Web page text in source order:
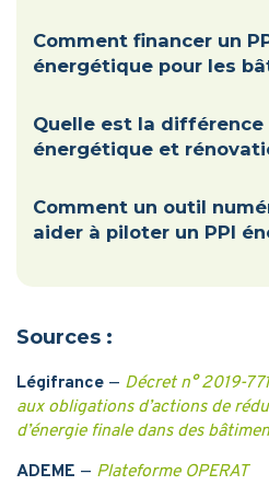
Comment financer un
énergétique pour les
Quelle est la
énergétique et
Comment un outil
aider à piloter un PPI
Sources :
Légifrance — Décret n° 2019-
aux obligations d’actions de
d’énergie finale dans des
ADEME — Plateforme OPERAT